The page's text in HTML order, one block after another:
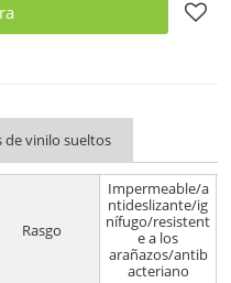
de vinilo sueltos
Rasgo
Impermeable/a
ntideslizante/ig
nífugo/resistent
e a los
arañazos/antib
acteriano